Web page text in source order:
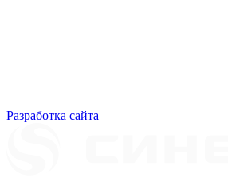
Разработка сайта